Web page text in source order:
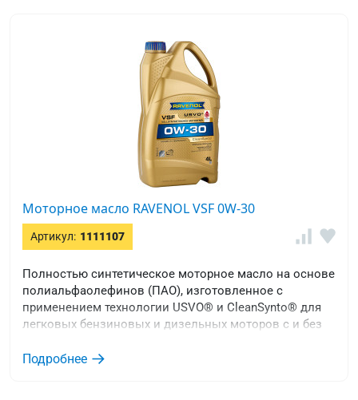
Моторное масло RAVENOL VSF 0W-30
Артикул: 1111107
Полностью синтетическое моторное масло на основе
полиальфаолефинов (ПАО), изготовленное с
применением технологии USVO® и CleanSynto® для
легковых бензиновых и дизельных моторов с и без
Подробнее